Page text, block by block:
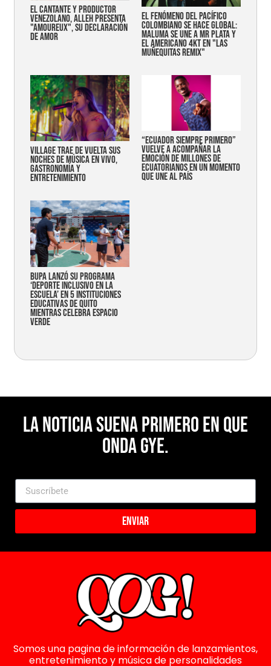
EL CANTANTE Y PRODUCTOR
VENEZOLANO, ALLEH PRESENTA
"AMOUREUX", SU DECLARACIÓN
DE AMOR
EL FENÓMENO DEL PACÍFICO
COLOMBIANO SE HACE GLOBAL:
MALUMA SE UNE A MR PLATA Y
EL AMERICANO 4KT EN "LAS
MUÑEQUITAS REMIX"
Village trae de vuelta sus
noches de música en vivo,
gastronomía y
entretenimiento
“Ecuador siempre primero”
vuelve a acompañar la
emoción de millones de
ecuatorianos en un momento
que une al país
Bupa lanzó su programa
‘Deporte Inclusivo en la
Escuela’ en 5 instituciones
educativas de Quito
mientras celebra espacio
verde
La noticia suena primero en Que
Onda Gye.
Enviar
Somos una pagina de información de lanzamientos,
entretenimiento y música de personalidades